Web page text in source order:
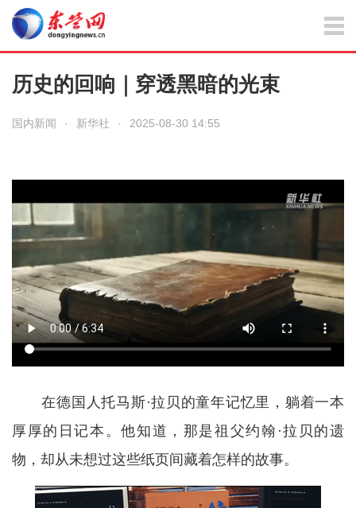
历史的回响｜穿透黑暗的光束
国内新闻 · 新华社 · 2025-08-30 14:55
在德国人托马斯·拉贝的童年记忆里，躺着一本
厚厚的日记本。他知道，那是祖父约翰·拉贝的遗
物，却从未想过这些纸页间藏着怎样的故事。